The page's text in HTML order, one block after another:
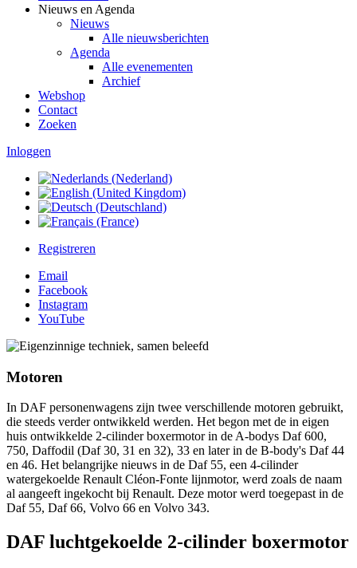
Nieuws en Agenda
Nieuws
Alle nieuwsberichten
Agenda
Alle evenementen
Archief
Webshop
Contact
Zoeken
Inloggen
Registreren
Email
Facebook
Instagram
YouTube
Motoren
In DAF personenwagens zijn twee verschillende motoren gebruikt,
die steeds verder ontwikkeld werden. Het begon met de in eigen
huis ontwikkelde 2-cilinder boxermotor in de A-bodys Daf 600,
750, Daffodil (Daf 30, 31 en 32), 33 en later in de B-body's Daf 44
en 46. Het belangrijke nieuws in de Daf 55, een 4-cilinder
watergekoelde Renault Cléon-Fonte lijnmotor, werd zoals de naam
al aangeeft ingekocht bij Renault. Deze motor werd toegepast in de
Daf 55, Daf 66, Volvo 66 en Volvo 343.
DAF luchtgekoelde 2-cilinder boxermotor